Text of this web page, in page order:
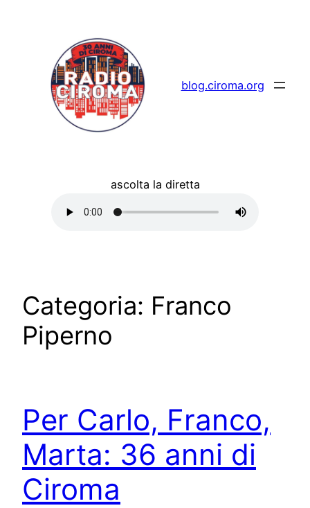
blog.ciroma.org
ascolta la diretta
Categoria: Franco
Piperno
Per Carlo, Franco,
Marta: 36 anni di
Ciroma